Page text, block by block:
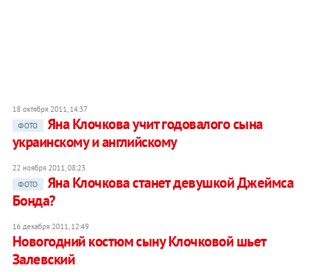
18 октября 2011, 14:37
ФОТО
Яна Клочкова учит годовалого сына
украинскому и английскому
22 ноября 2011, 08:23
ФОТО
Яна Клочкова станет девушкой Джеймса
Бонда?
16 декабря 2011, 12:49
Новогодний костюм сыну Клочковой шьет
Залевский